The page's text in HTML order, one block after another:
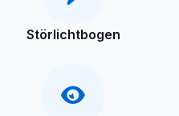
Störlichtbogen